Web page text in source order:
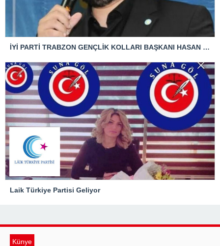
İYİ PARTİ TRABZON GENÇLİK KOLLARI BAŞKANI HASAN KAĞAN ÇAKIROĞLU’NDAN TBMM BAŞKANI’NA ÇOK SERT TEPKİ: “ANAYASAL SUÇ İŞLENMİŞTİR!”
Laik Türkiye Partisi Geliyor
Künye